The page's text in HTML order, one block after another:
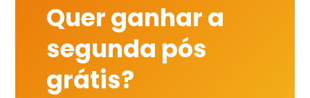
Quer ganhar a
segunda pós
grátis?